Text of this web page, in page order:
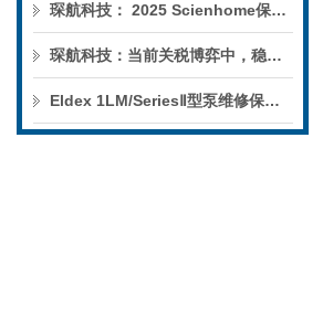
琛航科技： 2025 Scienhome保护柱年中赠送活动
琛航科技：当前关税博弈中，稳定的货源可解您燃眉之急
Eldex 1LM/SeriesⅡ型泵维修保养服务